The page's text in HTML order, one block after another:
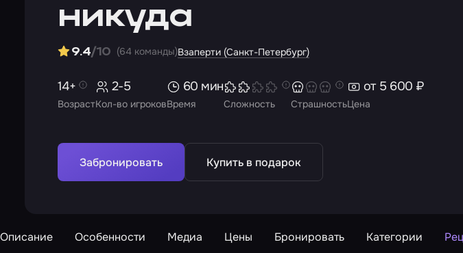
никуда
Взаперти (Санкт-Петербург)
9.4/10 (64 команды)
Возраст
14+
Кол-во игроков
2-5
Время
60 мин
Сложность СтрашностьЦена
от 5 600 ₽
Забронировать Купить в подарок
Описание Особенности Медиа Цены Бронировать Категории